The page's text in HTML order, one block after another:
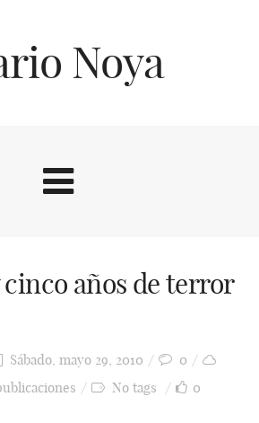
Noya
años de terror
Sábado, mayo 29, 2010
0
No tags 0